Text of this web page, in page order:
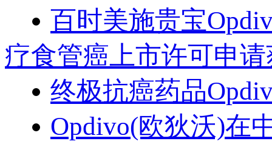
百时美施贵宝
疗食管癌上市许可申
终极抗癌药品
Opdivo(欧狄沃)在